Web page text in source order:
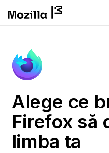
Alege ce
Firefox să
limba ta